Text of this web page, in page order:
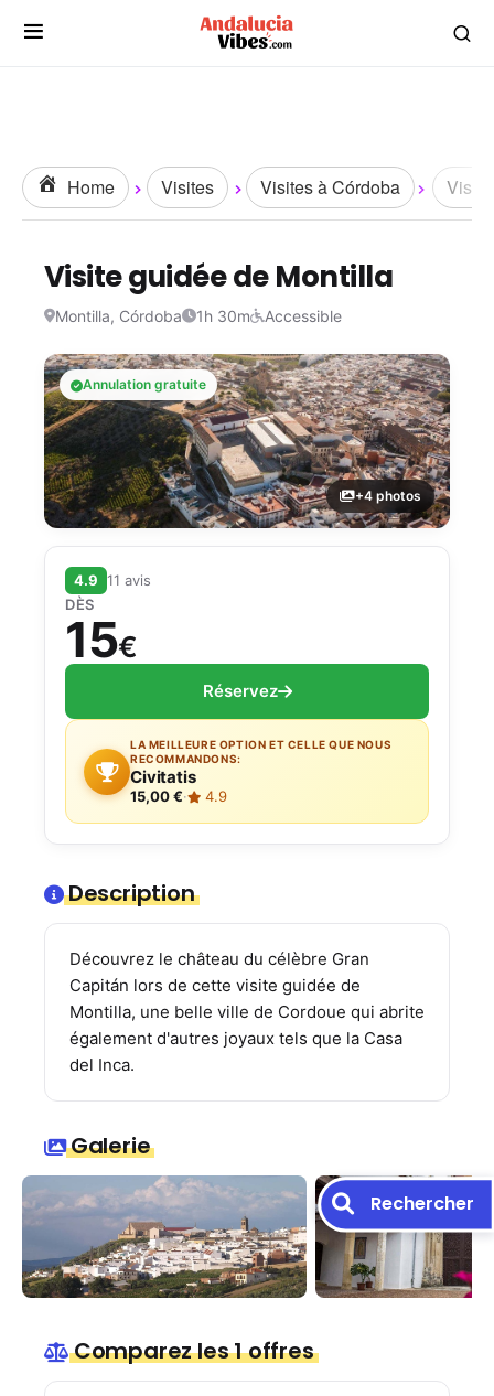
Home Visites Visites à Córdoba
Visite guidée de Montilla
Montilla, Córdoba 1h 30m Accessible
Annulation gratuite
+4 photos
4.9 11 avis
DÈS
15€
Réservez
LA MEILLEURE OPTION ET CELLE QUE NOUS
RECOMMANDONS:
Civitatis
15,00 €· 4.9
Description
Découvrez le château du célèbre Gran
Capitán lors de cette visite guidée de
Montilla, une belle ville de Cordoue qui abrite
également d'autres joyaux tels que la Casa
del Inca.
Galerie
Comparez les 1 offres
Rechercher